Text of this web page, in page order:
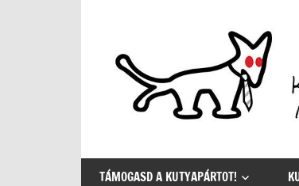
egyetlen
értelmes
TÁMOGASD A KUTYAPÁRTOT!